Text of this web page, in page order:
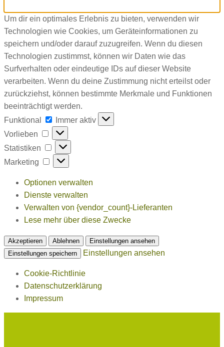
Um dir ein optimales Erlebnis zu bieten, verwenden wir
Technologien wie Cookies, um Geräteinformationen zu
speichern und/oder darauf zuzugreifen. Wenn du diesen
Technologien zustimmst, können wir Daten wie das
Surfverhalten oder eindeutige IDs auf dieser Website
verarbeiten. Wenn du deine Zustimmung nicht erteilst oder
zurückziehst, können bestimmte Merkmale und Funktionen
beeinträchtigt werden.
Funktional
Funktional
Immer aktiv
Vorlieben
Vorlieben
Statistiken
Statistiken
Marketing
Marketing
Optionen verwalten
Dienste verwalten
Verwalten von {vendor_count}-Lieferanten
Lese mehr über diese Zwecke
Akzeptieren Ablehnen
Einstellungen ansehen
Einstellungen speichern
Einstellungen ansehen
Cookie-Richtlinie
Datenschutzerklärung
Impressum